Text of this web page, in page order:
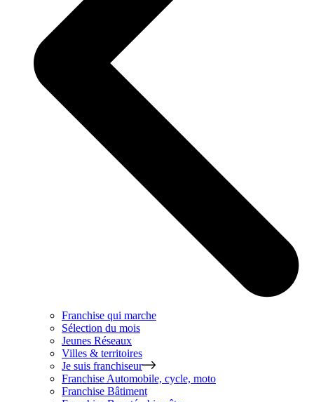
Franchise qui marche
Sélection du mois
Jeunes Réseaux
Villes & territoires
Je suis franchiseur
Franchise Automobile, cycle, moto
Franchise Bâtiment